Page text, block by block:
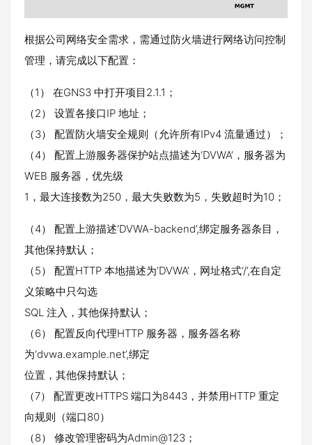
根据公司网络安全需求，需通过防火墙进行网络访问控制
管理，请完成以下配置：
（1） 在GNS3 中打开项目2.1.1；
（2） 设置各接口IP 地址；
（3） 配置防火墙安全规则（允许所有IPv4 流量通过）；
（4） 配置上游服务器保护站点描述为‘DVWA’，服务器为
WEB 服务器，优先级
1，最大连接数为250，最大失败数为5，失败超时为10；
（4） 配置上游描述‘DVWA-backend’,绑定服务器条目，
其他保持默认；
（5） 配置HTTP 本地描述为‘DVWA’，网址格式‘/’,在自定
义策略中只勾选
SQL 注入，其他保持默认；
（6） 配置反向代理HTTP 服务器，服务器名称
为‘dvwa.example.net’,绑定
位置，其他保持默认；
（7） 配置更改HTTPS 端口为8443，并禁用HTTP 重定
向规则（端口80）
（8） 修改管理密码为Admin@123；